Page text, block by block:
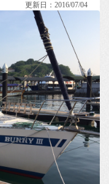
更新日：2016/07/04